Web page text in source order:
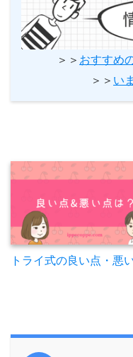
＞＞ おすすめ
＞＞ い
トライ式の良い点・悪